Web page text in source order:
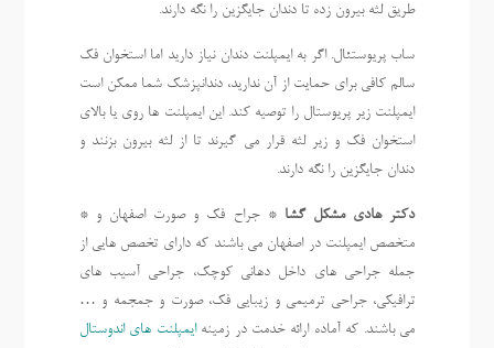
طریق لثه بیرون زده تا دندان جایگزین را نگه دارند.
ساب پریوستئال. اگر به ایمپلنت دندان نیاز دارید اما استخوان فک
سالم کافی برای حمایت از آن ندارید، دندانپزشک شما ممکن است
ایمپلنت زیر پریوستال را توصیه کند. این ایمپلنت ها روی یا بالای
استخوان فک و زیر لثه قرار می گیرند تا از لثه بیرون بزنند و
دندان جایگزین را نگه دارند.
دکتر هادی مشکل گشا * جراح فک و صورت اصفهان و *
متخصص ایمپلنت در اصفهان می باشند که دارای تخصص هایی از
جمله جراحی های داخل دهانی کوچک، جراحی آسیب های
ترافیکی، جراحی ترمیمی و زیبایی فک، صورت و جمجمه و …
می باشند. که آماده ارائه خدمت در زمینهایمپلنت های اندوستال